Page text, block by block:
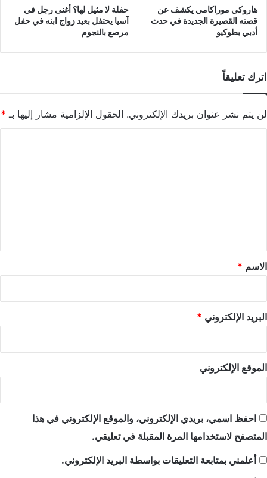
هاروكي موراكامي يكشف عن
قصته القصيرة الجديدة في حدث
أدبي بطوكيو
حفلة لا مثيل لها؟ أغنى رجل في
آسيا يحتفل بعيد زواج ابنه في حفل
مرصع بالنجوم
اترك تعليقاً
لن يتم نشر عنوان بريدك الإلكتروني. الحقول الإلزامية مشار إليها بـ *
*
الاسم *
البريد الإلكتروني *
الموقع الإلكتروني
احفظ اسمي، بريدي الإلكتروني، والموقع الإلكتروني في هذا
المتصفح لاستخدامها المرة المقبلة في تعليقي.
أعلمني بمتابعة التعليقات بواسطة البريد الإلكتروني.